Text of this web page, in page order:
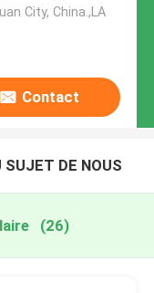
City, China.,LA
Contact
SUJET DE NOUS
(26)